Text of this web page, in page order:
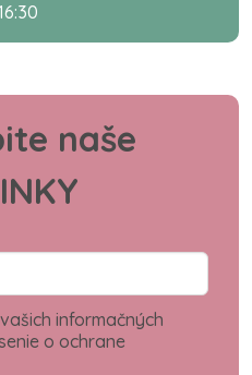
naše
informačných
o ochrane